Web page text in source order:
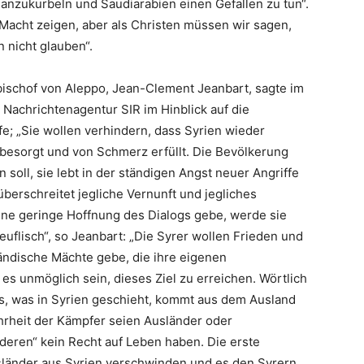
und Saudiarabien einen Gefallen zu tun“.
zeigen, aber als Christen müssen wir sagen,
nicht glauben“.
von Aleppo, Jean-Clement Jeanbart, sagte im
SIR im Hinblick auf die
„Sie wollen verhindern, dass Syrien wieder
und von Schmerz erfüllt. Die Bevölkerung
soll, sie lebt in der ständigen Angst neuer Angriffe
jegliche Vernunft und jegliches
geringe Hoffnung des Dialogs gebe, werde sie
so Jeanbart: „Die Syrer wollen Frieden und
Mächte gebe, die ihre eigenen
unmöglich sein, dieses Ziel zu erreichen. Wörtlich
was in Syrien geschieht, kommt aus dem Ausland
der Kämpfer seien Ausländer oder
kein Recht auf Leben haben. Die erste